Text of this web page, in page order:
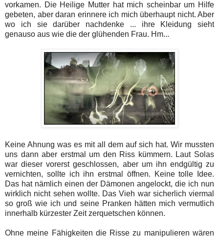
vorkamen. Die Heilige Mutter hat mich scheinbar um Hilfe
gebeten, aber daran erinnere ich mich überhaupt nicht. Aber
wo ich sie darüber nachdenke ... ihre Kleidung sieht
genauso aus wie die der glühenden Frau. Hm...
Keine Ahnung was es mit all dem auf sich hat. Wir mussten
uns dann aber erstmal um den Riss kümmern. Laut Solas
war dieser vorerst geschlossen, aber um ihn endgültig zu
vernichten, sollte ich ihn erstmal öffnen. Keine tolle Idee.
Das hat nämlich einen der Dämonen angelockt, die ich nun
wirklich nicht sehen wollte. Das Vieh war sicherlich viermal
so groß wie ich und seine Pranken hätten mich vermutlich
innerhalb kürzester Zeit zerquetschen können.
Ohne meine Fähigkeiten die Risse zu manipulieren wären